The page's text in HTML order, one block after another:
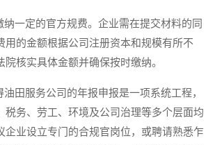
一定的官方规费。企业需在提交材料的同
用的金额根据公司注册资本和规模有所不
院核实具体金额并确保按时缴纳。
服务公司的年报申报是一项系统工程，
税务、劳工、环境及公司治理等多个层面均
企业设立专门的合规官岗位，或聘请熟悉乍